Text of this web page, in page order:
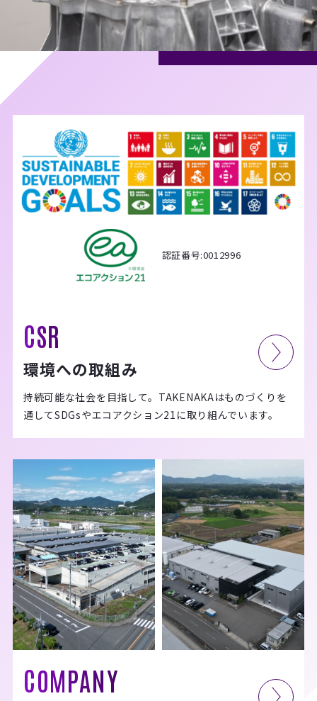
認証番号:0012996
CSR
環境への取組み
持続可能な社会を目指して。TAKENAKAはものづくりを
通してSDGsやエコアクション21に取り組んでいます。
COMPANY